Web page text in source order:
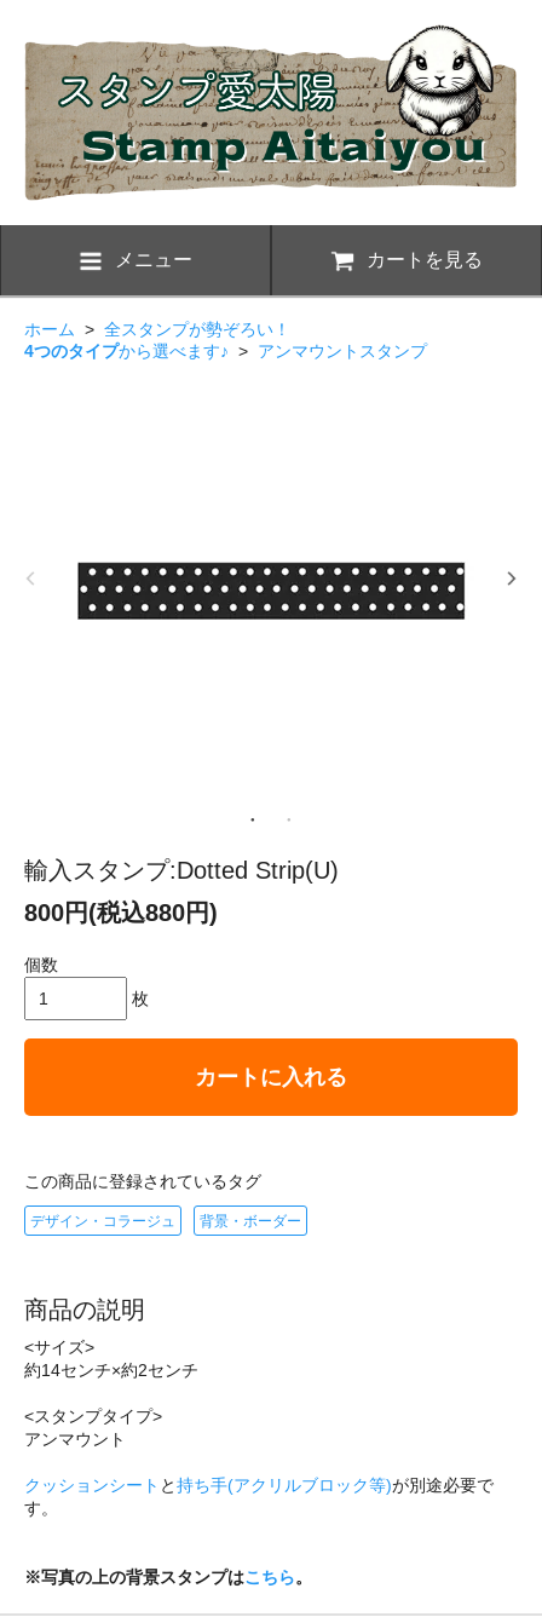
メニュー カートを見る
ホーム > 全スタンプが勢ぞろい！
4つのタイプから選べます♪ > アンマウントスタンプ
輸入スタンプ:Dotted Strip(U)
800円(税込880円)
個数
枚
カートに入れる
この商品に登録されているタグ
デザイン・コラージュ 背景・ボーダー
商品の説明
<サイズ>
約14センチ×約2センチ
<スタンプタイプ>
アンマウント
クッションシート と持ち手(アクリルブロック等)が別途必要で
す。
※写真の上の背景スタンプはこちら。